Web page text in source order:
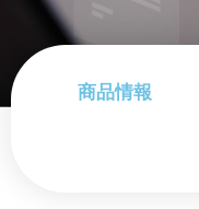
商品情報